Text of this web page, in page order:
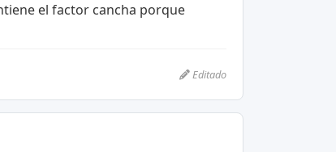
el factor cancha porque
Editado